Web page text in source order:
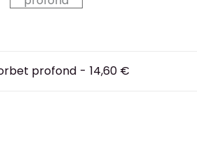
selected
profond - 14,60 €